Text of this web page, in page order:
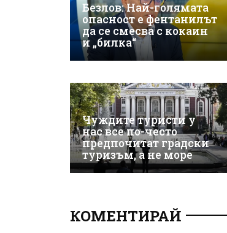
Безлов: Най-голямата
опасност е фентанилът
да се смесва с кокаин
и „билка“
Чуждите туристи у
нас все по-често
предпочитат градски
туризъм, а не море
КОМЕНТИРАЙ